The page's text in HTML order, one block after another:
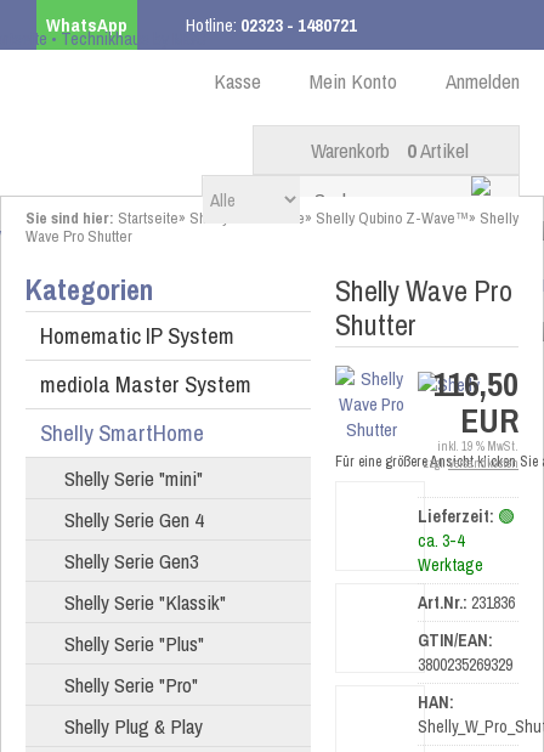
WhatsApp Hotline: 02323 - 1480721
ab 99,00 € innerhalb DE Anmelden
Mein Konto
Kasse
Warenkorb 0Artikel
Sie sind hier: Startseite» Shelly SmartHome» Shelly Qubino Z-Wave™» Shelly
Wave Pro Shutter
Kategorien
Homematic IP System
mediola Master System
Shelly SmartHome
Shelly Serie "mini"
Shelly Serie Gen 4
Shelly Serie Gen3
Shelly Serie "Klassik"
Shelly Serie "Plus"
Shelly Serie "Pro"
Shelly Plug & Play
Shelly Wave Pro
Shutter
Für eine größere Ansicht klicken
116,50
EUR
inkl. 19 % MwSt.
zzgl.Versandkosten
Lieferzeit: 🟢
ca. 3-4
Werktage
Art.Nr.: 231836
GTIN/EAN:
3800235269329
HAN: